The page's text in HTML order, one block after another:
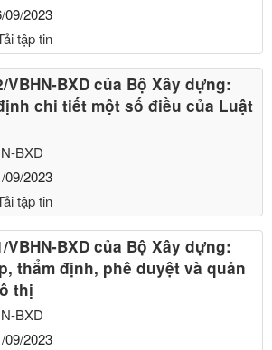
09/2023
tập tin
BXD của Bộ Xây dựng:
chi tiết một số điều của Luật
BXD
09/2023
tập tin
BXD của Bộ Xây dựng:
thẩm định, phê duyệt và quản
thị
BXD
09/2023